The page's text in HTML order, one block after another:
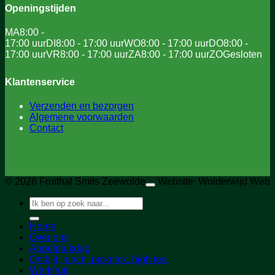
Openingstijden
MA8:00 -
17:00 uurDI 8:00 - 17:00 uurWO8:00 - 17:00 uurDO8:00 -
17:00 uurVR8:00 - 17:00 uurZA8:00 - 17:00 uurZOGesloten
Klantenservice
Verzenden en bezorgen
Algemene voorwaarden
Contact
Website: Wolderwijd Web
© 2026 Fruithal Smits Zeewolde
Zoeken
naar:
Home
Over ons
Appelplukdag
Ontbijt, lunch, picknick, high tea
Werkfruit